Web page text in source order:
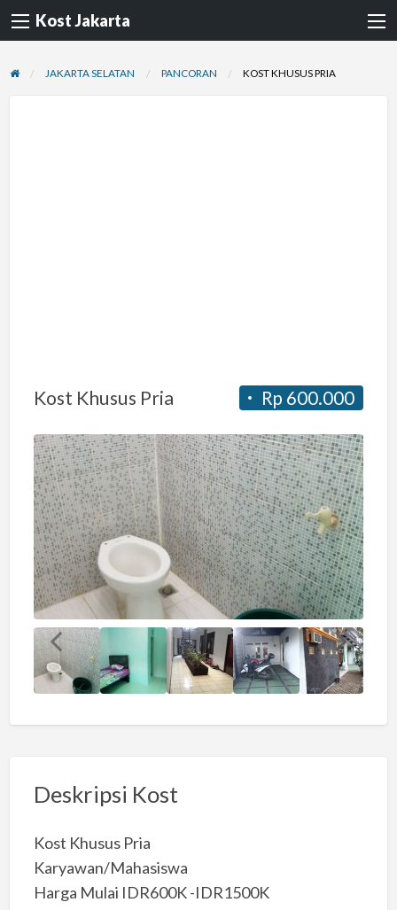
Kost Jakarta
JAKARTA SELATAN PANCORAN KOST KHUSUS PRIA
Rp 600.000
Kost Khusus Pria
Deskripsi Kost
Kost Khusus Pria
Karyawan/Mahasiswa
Harga Mulai IDR600K -IDR1500K